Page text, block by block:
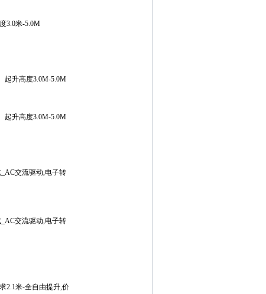
3.0米-5.0M
起升高度3.0M-5.0M
起升高度3.0M-5.0M
交流驱动,电子转
交流驱动,电子转
2.1米-全自由提升,价